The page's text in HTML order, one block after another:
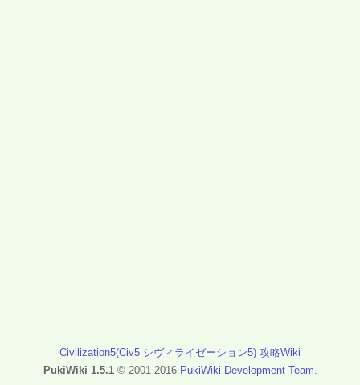
Civilization5(Civ5 シヴィライゼーション5) 攻略Wiki
PukiWiki 1.5.1© 2001-2016 PukiWiki Development Team.